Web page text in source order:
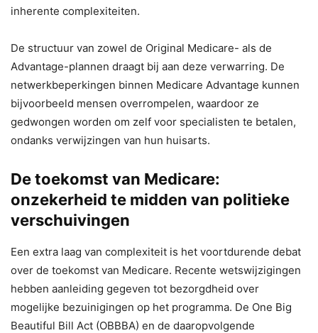
inherente complexiteiten.
De structuur van zowel de Original Medicare- als de
Advantage-plannen draagt ​​bij aan deze verwarring. De
netwerkbeperkingen binnen Medicare Advantage kunnen
bijvoorbeeld mensen overrompelen, waardoor ze
gedwongen worden om zelf voor specialisten te betalen,
ondanks verwijzingen van hun huisarts.
De toekomst van Medicare:
onzekerheid te midden van politieke
verschuivingen
Een extra laag van complexiteit is het voortdurende debat
over de toekomst van Medicare. Recente wetswijzigingen
hebben aanleiding gegeven tot bezorgdheid over
mogelijke bezuinigingen op het programma. De One Big
Beautiful Bill Act (OBBBA) en de daaropvolgende